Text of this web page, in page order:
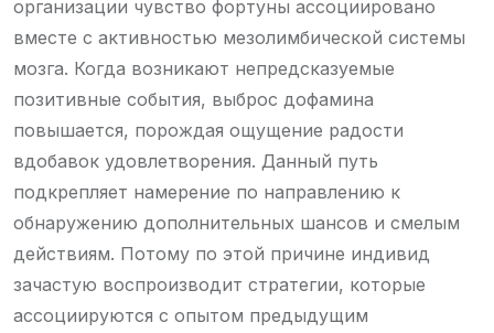
организации чувство фортуны ассоциировано
вместе с активностью мезолимбической системы
мозга. Когда возникают непредсказуемые
позитивные события, выброс дофамина
повышается, порождая ощущение радости
вдобавок удовлетворения. Данный путь
подкрепляет намерение по направлению к
обнаружению дополнительных шансов и смелым
действиям. Потому по этой причине индивид
зачастую воспроизводит стратегии, которые
ассоциируются с опытом предыдущим